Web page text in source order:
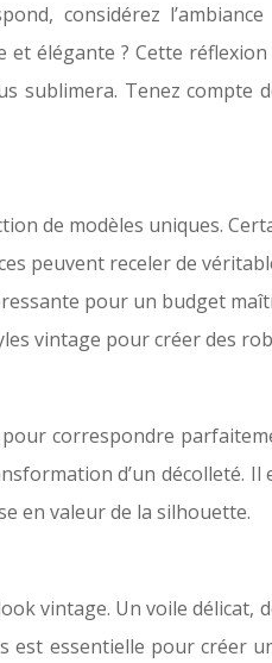
considérez
élégante ? Cette
sublimera. Tenez
de modèles uniques.
peuvent receler de
pour un budget
vintage pour créer des
correspondre
d’un
en valeur de la silhouette.
vintage. Un voile
essentielle pour créer